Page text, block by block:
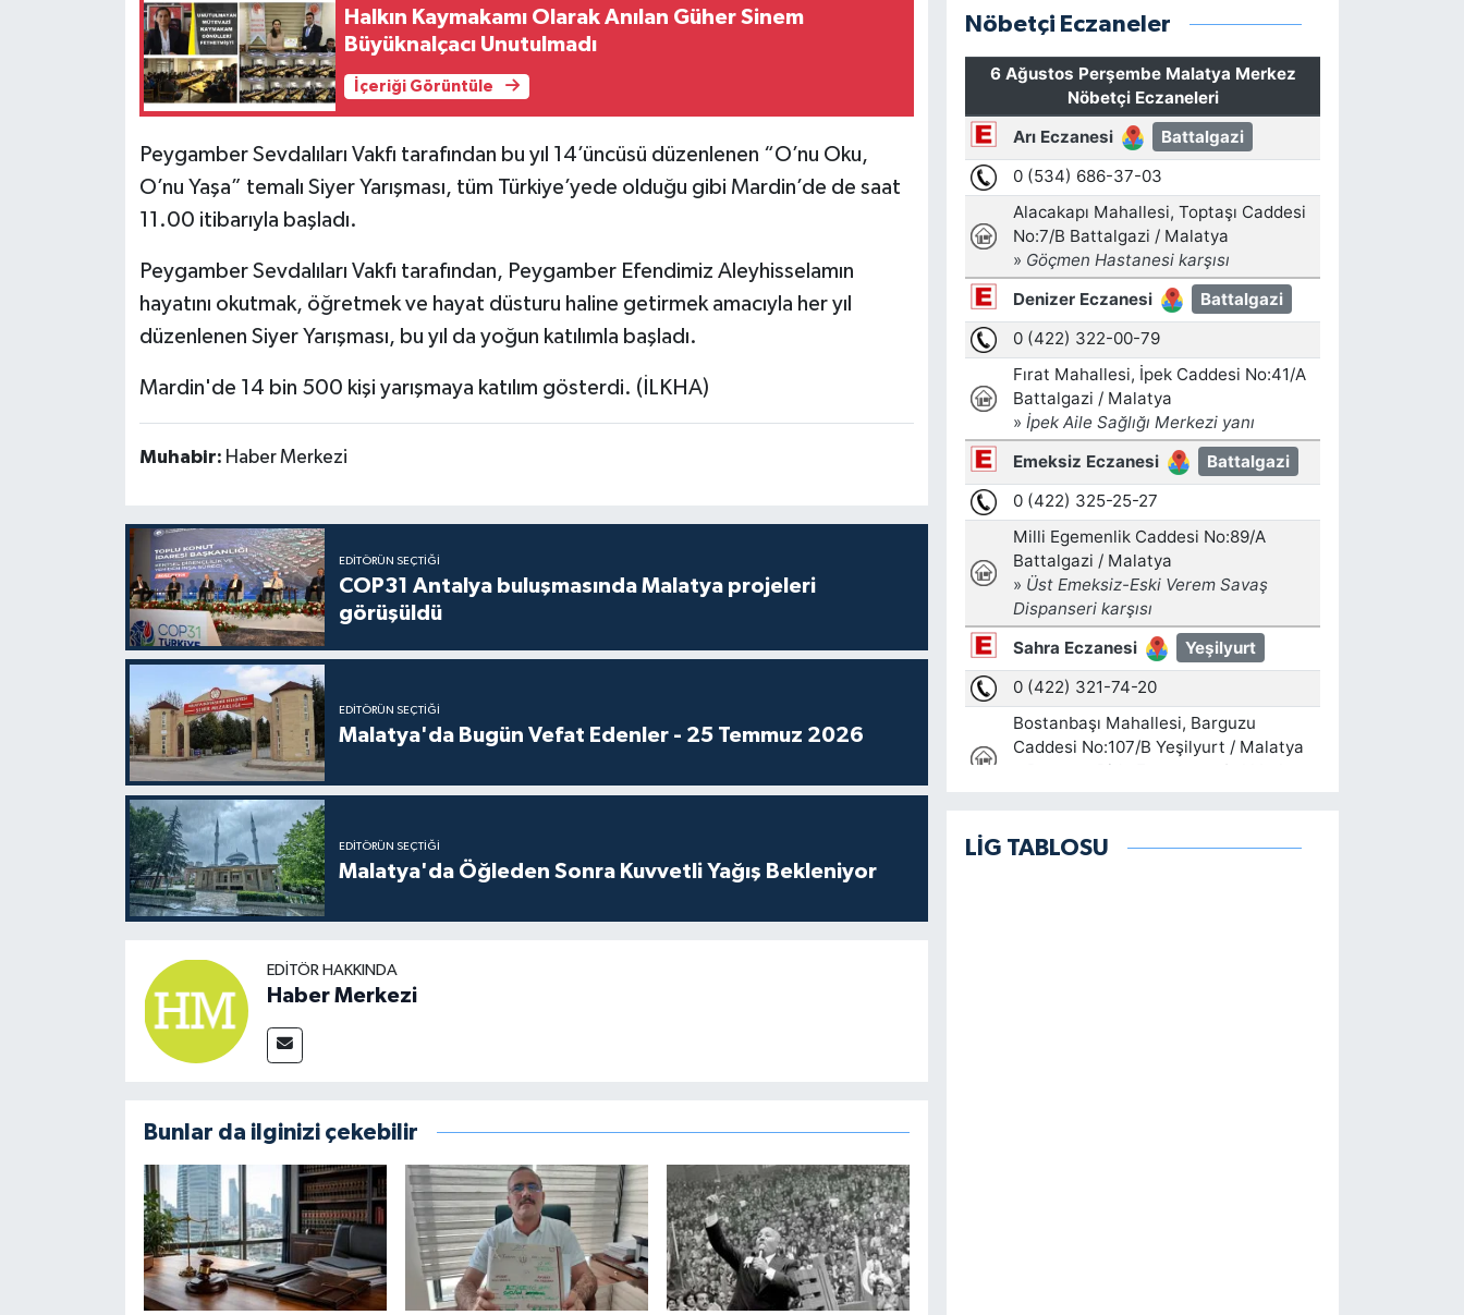
Halkın Kaymakamı Olarak Anılan Güher Sinem
Büyüknalçacı Unutulmadı
İçeriği Görüntüle
Peygamber Sevdalıları Vakfı tarafından bu yıl 14’üncüsü düzenlenen “O’nu Oku,
O’nu Yaşa” temalı Siyer Yarışması, tüm Türkiye’yede olduğu gibi Mardin’de de saat
11.00 itibarıyla başladı.
Peygamber Sevdalıları Vakfı tarafından, Peygamber Efendimiz Aleyhisselamın
hayatını okutmak, öğretmek ve hayat düsturu haline getirmek amacıyla her yıl
düzenlenen Siyer Yarışması, bu yıl da yoğun katılımla başladı.
Mardin'de 14 bin 500 kişi yarışmaya katılım gösterdi. (İLKHA)
Muhabir: Haber Merkezi
EDITÖRÜN SEÇTIĞI
COP31 Antalya buluşmasında Malatya projeleri
görüşüldü
EDITÖRÜN SEÇTIĞI
Malatya'da Bugün Vefat Edenler - 25 Temmuz 2026
EDITÖRÜN SEÇTIĞI
Malatya'da Öğleden Sonra Kuvvetli Yağış Bekleniyor
EDITÖR HAKKINDA
Haber Merkezi
Bunlar da ilginizi çekebilir
Nöbetçi Eczaneler
LİG TABLOSU